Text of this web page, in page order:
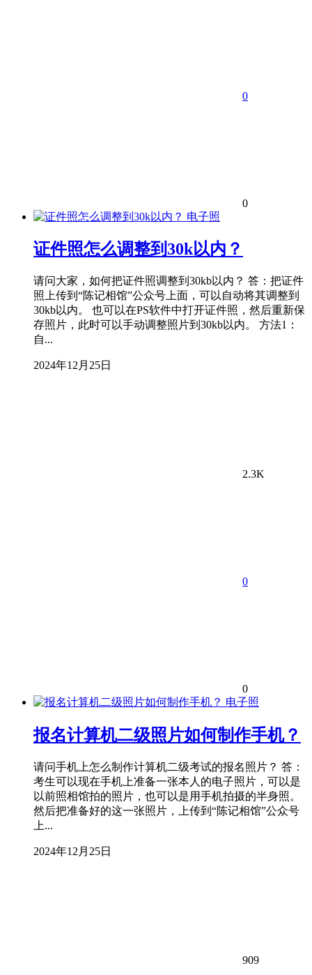
0
0
电子照
证件照怎么调整到30k以内？
请问大家，如何把证件照调整到30kb以内？ 答：把证件
照上传到“陈记相馆”公众号上面，可以自动将其调整到
30kb以内。 也可以在PS软件中打开证件照，然后重新保
存照片，此时可以手动调整照片到30kb以内。 方法1：
自...
2024年12月25日
2.3K
0
0
电子照
报名计算机二级照片如何制作手机？
请问手机上怎么制作计算机二级考试的报名照片？ 答：
考生可以现在手机上准备一张本人的电子照片，可以是
以前照相馆拍的照片，也可以是用手机拍摄的半身照。
然后把准备好的这一张照片，上传到“陈记相馆”公众号
上...
2024年12月25日
909